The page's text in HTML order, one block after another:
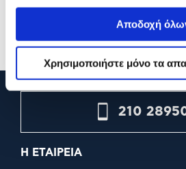
Αποδοχή
Χρησιμοποιήστε μόνο τα
1,59€
Διαθέσιμες επιλογές
210
Η ΕΤΑΙΡΕΙΑ